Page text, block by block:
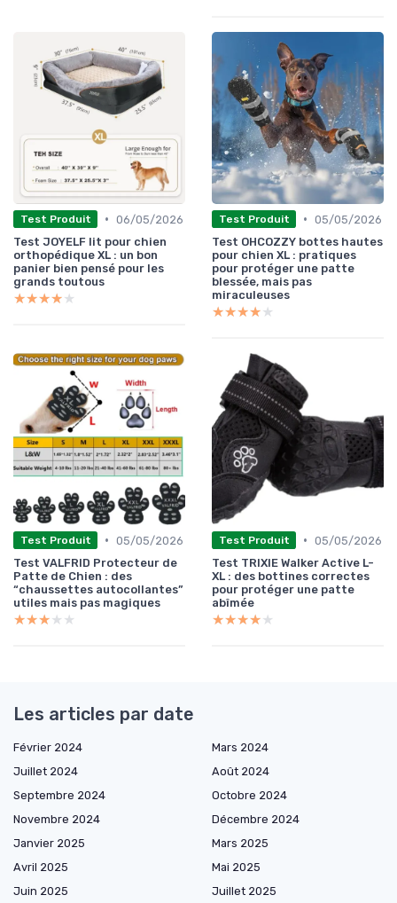
Test Produit • 06/05/2026
Test JOYELF lit pour chien
orthopédique XL : un bon
panier bien pensé pour les
grands toutous
★★★★★
★★★★★
Test Produit • 05/05/2026
Test OHCOZZY bottes hautes
pour chien XL : pratiques
pour protéger une patte
blessée, mais pas
miraculeuses
★★★★★
★★★★★
Test Produit • 05/05/2026
Test VALFRID Protecteur de
Patte de Chien : des
“chaussettes autocollantes”
utiles mais pas magiques
★★★★★
★★★★★
Test Produit • 05/05/2026
Test TRIXIE Walker Active L-
XL : des bottines correctes
pour protéger une patte
abîmée
★★★★★
★★★★★
Les articles par date
Février 2024
Mars 2024
Juillet 2024
Août 2024
Septembre 2024
Octobre 2024
Novembre 2024
Décembre 2024
Janvier 2025
Mars 2025
Avril 2025
Mai 2025
Juin 2025
Juillet 2025